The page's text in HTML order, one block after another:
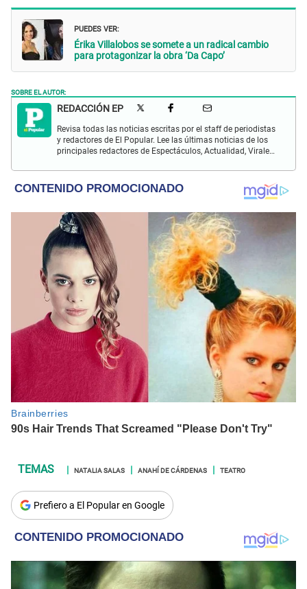
PUEDES VER:
Érika Villalobos se somete a un radical cambio
para protagonizar la obra ‘Da Capo’
SOBRE EL AUTOR:
REDACCIÓN EP
Revisa todas las noticias escritas por el staff de periodistas
y redactores de El Popular. Lee las últimas noticias de los
principales redactores de Espectáculos, Actualidad, Virales,
NATALIA SALAS ANAHÍ DE CÁRDENAS TEATRO
Prefiero a El Popular en Google